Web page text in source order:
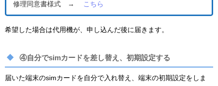
修理同意書様式 → こちら
希望した場合は代用機が、申し込んだ後に届きます。
④自分でsimカードを差し替え、初期設定する
届いた端末のsimカードを自分で入れ替え、端末の初期設定をしま